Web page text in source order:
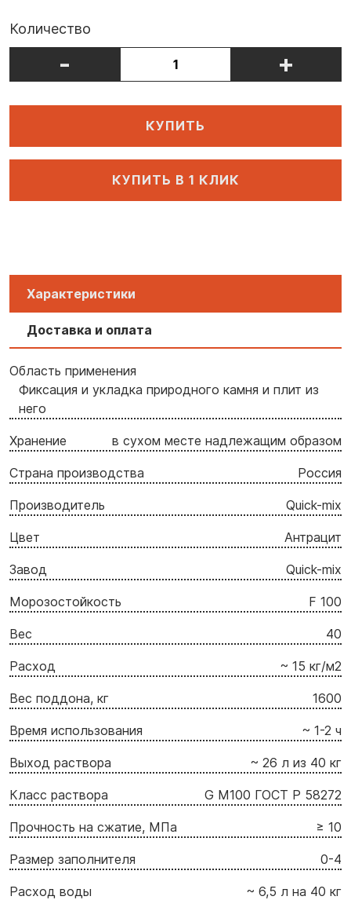
Количество
- +
КУПИТЬ
КУПИТЬ В 1 КЛИК
Характеристики
Доставка и оплата
Область применения
Фиксация и укладка природного камня и плит из
него
Хранение в сухом месте надлежащим образом
Страна производства Россия
Производитель Quick-mix
Цвет Антрацит
Завод Quick-mix
Морозостойкость F 100
Вес 40
Расход ~ 15 кг/м2
Вес поддона, кг 1600
Время использования ~ 1-2 ч
Выход раствора ~ 26 л из 40 кг
Класс раствора G М100 ГОСТ Р 58272
Прочность на сжатие, МПа ≥ 10
Размер заполнителя 0-4
Расход воды ~ 6,5 л на 40 кг